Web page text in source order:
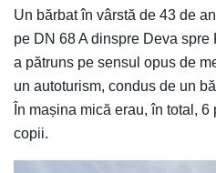
Un bărbat în vârstă de 43 de
pe DN 68 A dinspre Deva
a pătruns pe sensul opus de
un autoturism, condus de un
În mașina mică erau, în total,
copii.